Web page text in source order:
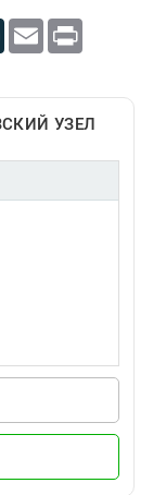
LiveJournal
Email Print
УЗЕЛ